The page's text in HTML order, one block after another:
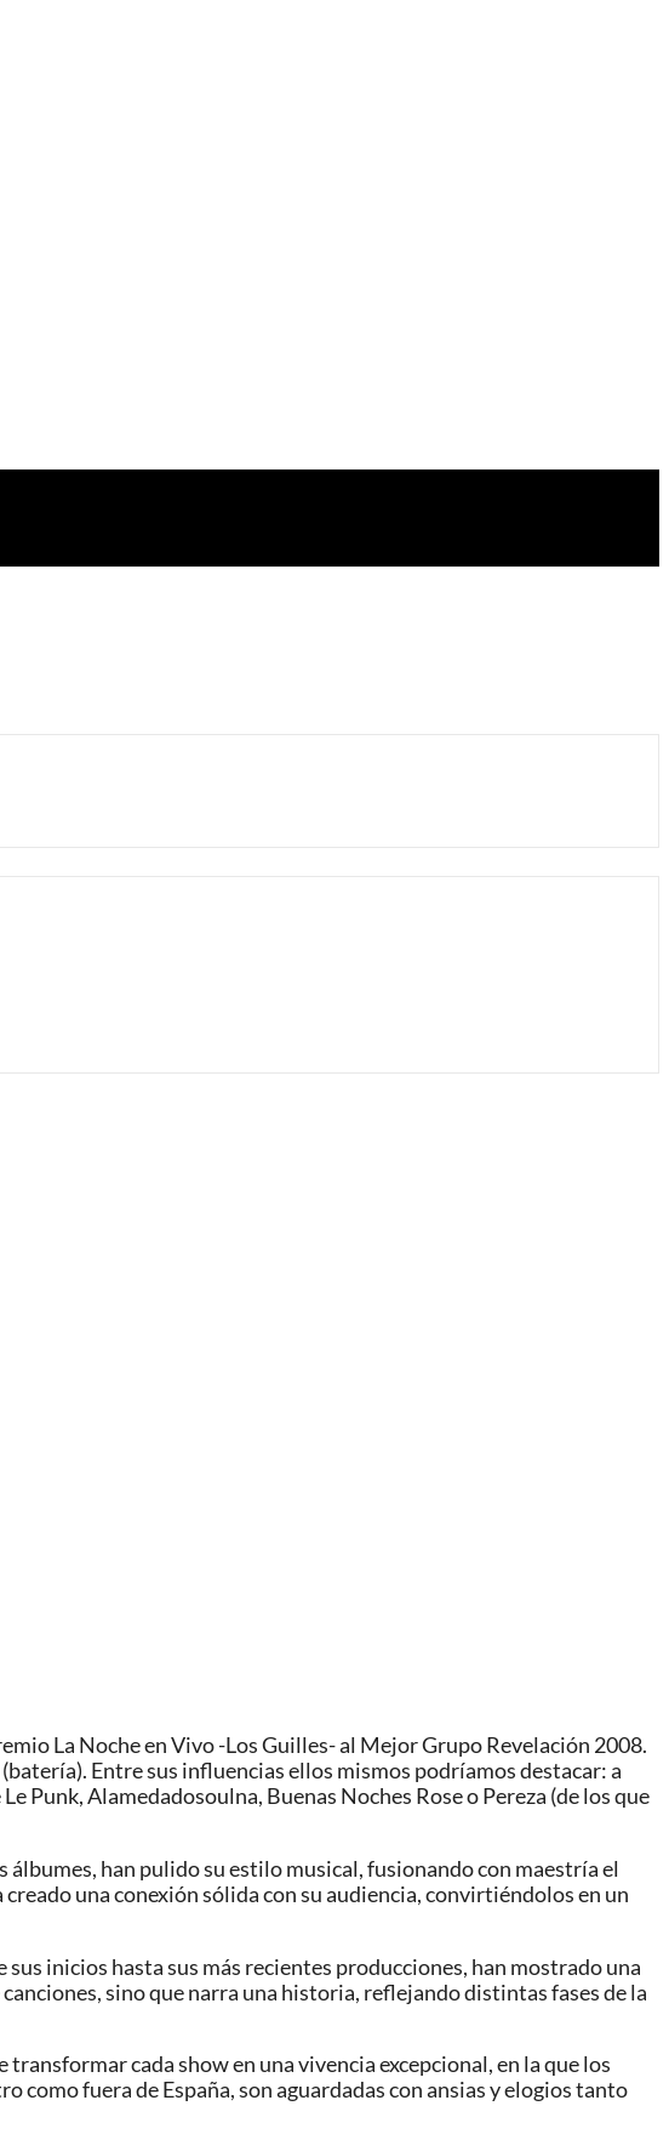
La Noche en Vivo -Los Guilles- al Mejor Grupo Revelación 2008.
Entre sus influencias ellos mismos podríamos destacar: a
Punk, Alamedadosoulna, Buenas Noches Rose o Pereza (de los que
han pulido su estilo musical, fusionando con maestría el
una conexión sólida con su audiencia, convirtiéndolos en un
inicios hasta sus más recientes producciones, han mostrado una
sino que narra una historia, reflejando distintas fases de la
cada show en una vivencia excepcional, en la que los
como fuera de España, son aguardadas con ansias y elogios tanto